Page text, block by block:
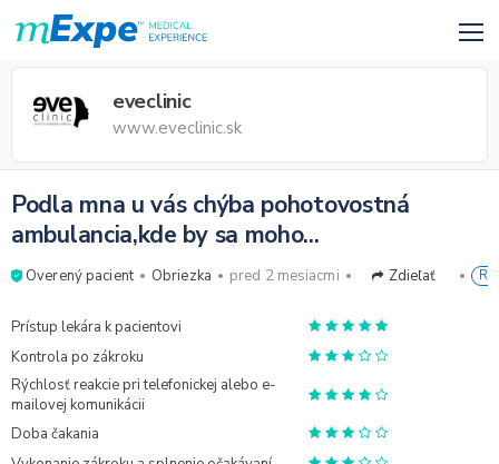
eveclinic
www.eveclinic.sk
Podla mna u vás chýba pohotovostná
ambulancia,kde by sa moho...
Overený pacient Obriezka pred 2 mesiacmi Zdieľať RE:
Prístup lekára k pacientovi
Kontrola po zákroku
Rýchlosť reakcie pri telefonickej alebo e-
mailovej komunikácii
Doba čakania